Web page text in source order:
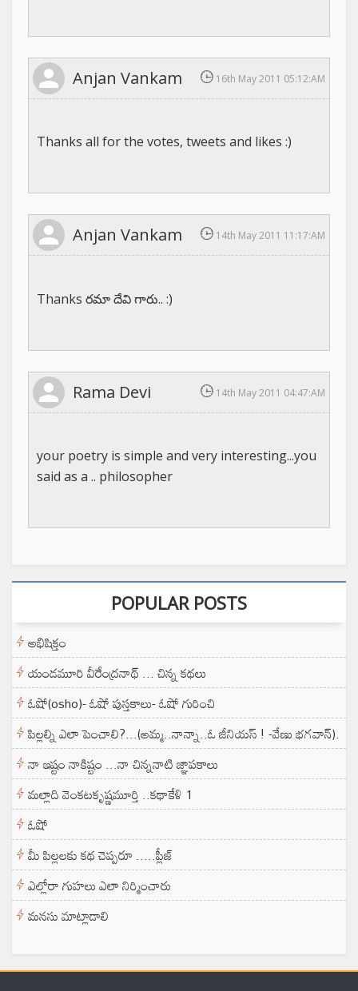
Anjan Vankam 16th May 2011 05:12:AM
Thanks all for the votes, tweets and likes :)
Anjan Vankam 14th May 2011 11:17:AM
Thanks రమా దేవి గారు.. :)
Rama Devi 14th May 2011 04:47:AM
your poetry is simple and very interesting...you
said as a .. philosopher
POPULAR POSTS
అభిషిక్తం
యండమూరి వీరేంద్రనాథ్ ... చిన్న కథలు
ఓషో(osho)- ఓషో పుస్తకాలు- ఓషో గురించి
పిల్లల్ని ఎలా పెంచాలి?...(అమ్మ..నాన్నా..ఓ జీనియస్ ! -వేణు భగవాన్).
నా ఇష్టం నాకిష్టం ...నా చిన్ననాటి జ్ఞాపకాలు
మల్లాది వెంకటకృష్ణమూర్తి ..కథాకేళి 1
ఓషో
మీ పిల్లలకు కథ చెప్పరూ .....ప్లీజ్
ఎల్లోరా గుహలు ఎలా నిర్మించారు
మనసు మాట్లాడాలి